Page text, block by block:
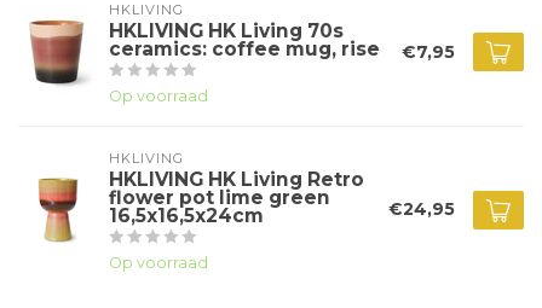
HKLIVING
HKLIVING HK Living 70s
ceramics: coffee mug, rise
Op voorraad
€7,95
HKLIVING
HKLIVING HK Living Retro
flower pot lime green
16,5x16,5x24cm
Op voorraad
€24,95